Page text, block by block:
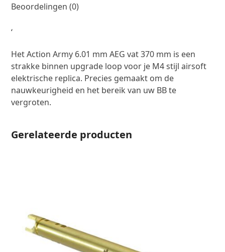
Beoordelingen (0)
‘
Het Action Army 6.01 mm AEG vat 370 mm is een
strakke binnen upgrade loop voor je M4 stijl airsoft
elektrische replica. Precies gemaakt om de
nauwkeurigheid en het bereik van uw BB te
vergroten.
Gerelateerde producten